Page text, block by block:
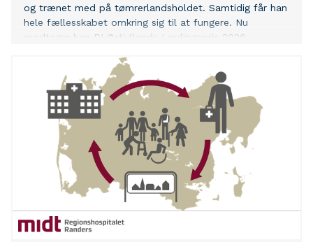
og trænet med på tømrerlandsholdet. Samtidig får han
hele fællesskabet omkring sig til at fungere. Nu
modtager han DI Østjyllands Lærlingepris 2026.